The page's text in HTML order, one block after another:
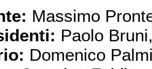
Massimo
Paolo
Domenico